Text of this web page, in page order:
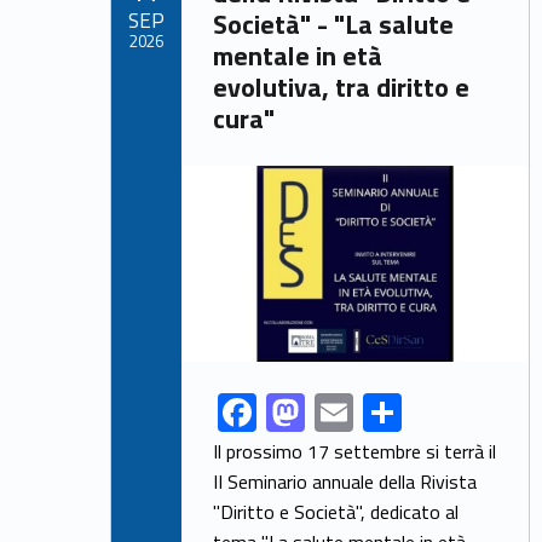
k
Società" - "La salute
mentale in età
evolutiva, tra diritto e
cura"
Link identifier share facebook archive #share-link-archive-49850F
ac
e
b
M
as
to
d
E
m
ai
l
S
h
ar
e
Il prossimo 17 settembre si terrà il
II Seminario annuale della Rivista
"Diritto e Società", dedicato al
SEP
2026